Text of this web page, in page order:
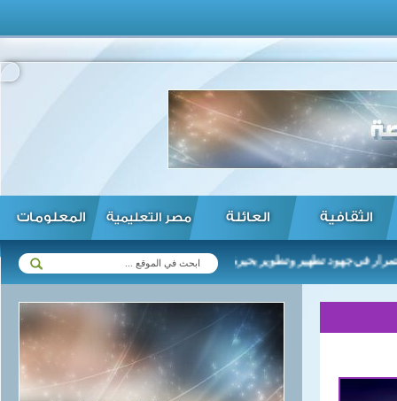
الثقافية العائلة مصر التعليمية المعلومات
الأهلي يصل جهود تطهير وتطوير بحيرة المنزلة وجميع البحيرات ...